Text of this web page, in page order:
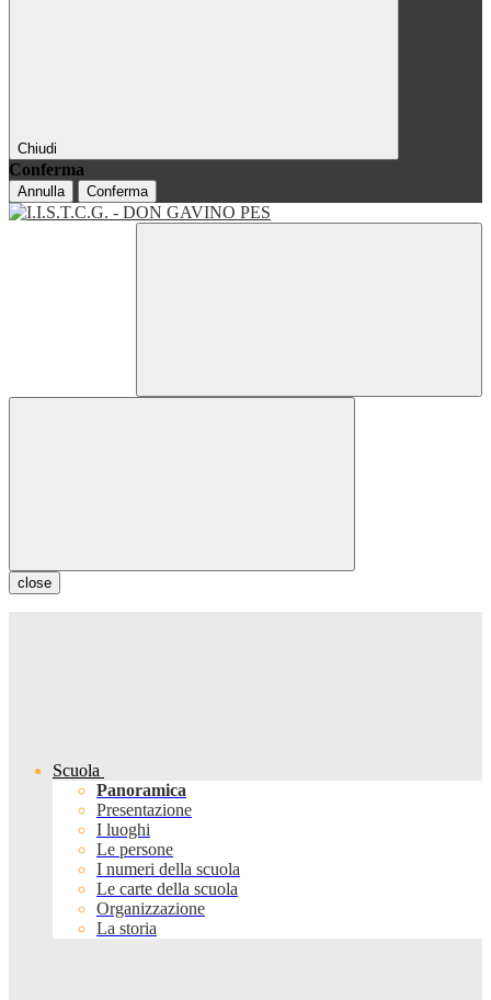
Chiudi
Conferma
Annulla Conferma
close
Scuola
Panoramica
Presentazione
I luoghi
Le persone
I numeri della scuola
Le carte della scuola
Organizzazione
La storia